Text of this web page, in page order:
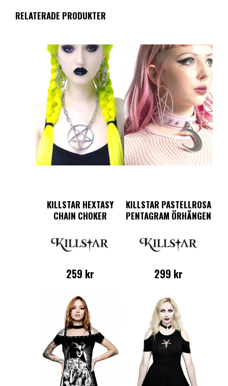
RELATERADE PRODUKTER
KILLSTAR HEXTASY
CHAIN CHOKER
259 kr
KILLSTAR PASTELLROSA
PENTAGRAM ÖRHÄNGEN
299 kr